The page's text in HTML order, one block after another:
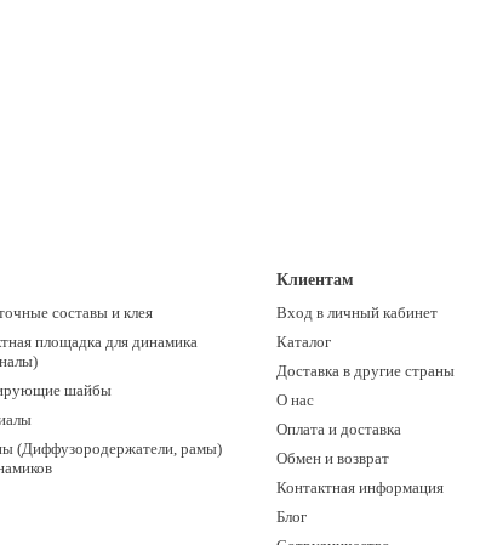
составы и клея
площадка для динамика
шайбы
(Диффузородержатели, рамы)
Клиентам
Вход в личный кабинет
Каталог
Доставка в другие страны
О нас
Оплата и доставка
Обмен и возврат
Контактная информация
Блог